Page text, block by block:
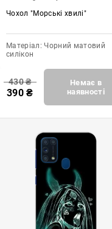
Чохол "Морські хвилі"
Матеріал: Чорний матовий
силікон
430₴
390₴
Немає в
наявності